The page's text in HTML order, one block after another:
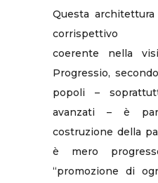
Questa
corrispettivo
coerente nella
Progressio,
popoli –
avanzati – è
costruzione della
è mero
“promozione di